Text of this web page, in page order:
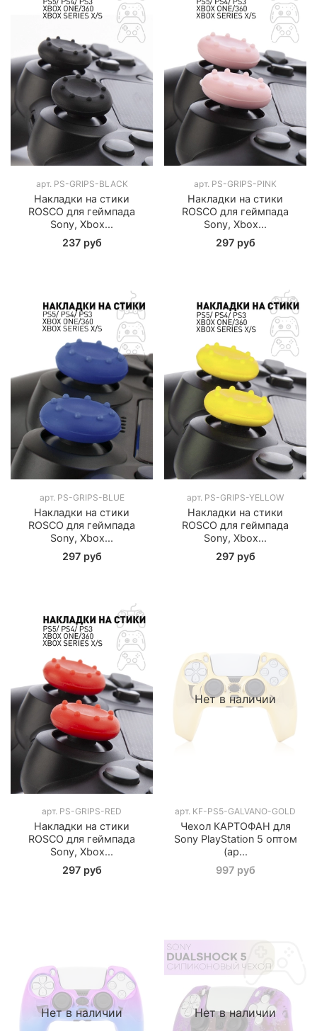
арт. PS-GRIPS-BLACK
Накладки на стики
ROSCO для геймпада
Sony, Xbox...
237 руб
арт. PS-GRIPS-PINK
Накладки на стики
ROSCO для геймпада
Sony, Xbox...
297 руб
арт. PS-GRIPS-BLUE
Накладки на стики
ROSCO для геймпада
Sony, Xbox...
297 руб
арт. PS-GRIPS-YELLOW
Накладки на стики
ROSCO для геймпада
Sony, Xbox...
297 руб
арт. PS-GRIPS-RED
Накладки на стики
ROSCO для геймпада
Sony, Xbox...
297 руб
Нет в наличии
арт. KF-PS5-GALVANO-GOLD
Чехол КАРТОФАН для
Sony PlayStation 5 оптом
(ар...
997 руб
Нет в наличии Нет в наличии